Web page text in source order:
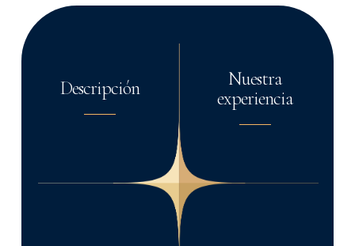
Descripción
Nuestra
experiencia